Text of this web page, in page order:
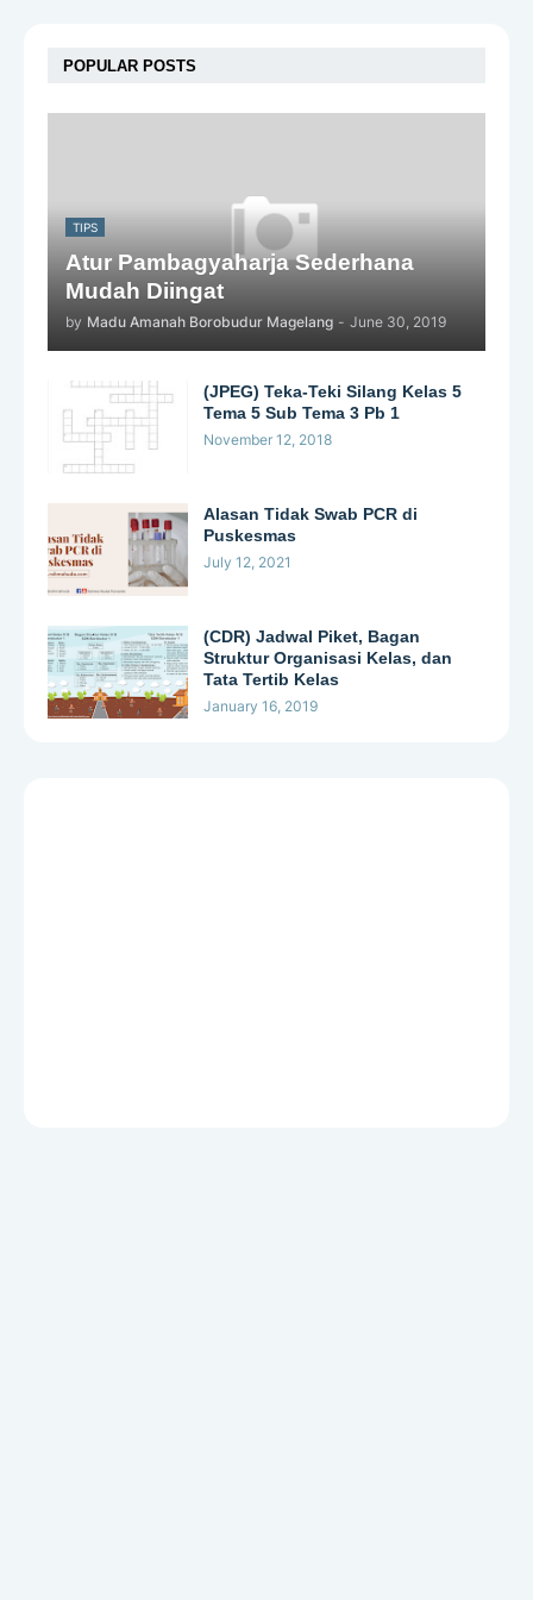
POPULAR POSTS
TIPS
Atur Pambagyaharja Sederhana
Mudah Diingat
by Madu Amanah Borobudur Magelang - June 30, 2019
(JPEG) Teka-Teki Silang Kelas 5
Tema 5 Sub Tema 3 Pb 1
November 12, 2018
Alasan Tidak Swab PCR di
Puskesmas
July 12, 2021
(CDR) Jadwal Piket, Bagan
Struktur Organisasi Kelas, dan
Tata Tertib Kelas
January 16, 2019